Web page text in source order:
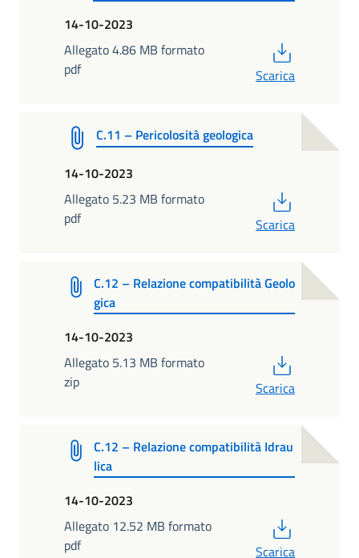
14-10-2023
Allegato 4.86 MB formato
pdf
Scarica
C.11 – Pericolosità geologica
14-10-2023
Allegato 5.23 MB formato
pdf
Scarica
C.12 – Relazione compatibilità Geolo
gica
14-10-2023
Allegato 5.13 MB formato
zip
Scarica
C.12 – Relazione compatibilità Idrau
lica
14-10-2023
Allegato 12.52 MB formato
pdf
Scarica